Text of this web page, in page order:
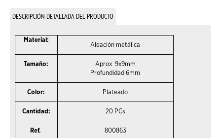
DESCRIPCIÓN DETALLADA DEL PRODUCTO
Material:
Aleación metálica
Tamaño:
Aprox 9x9mm
Profundidad 6mm
Color: Plateado
Cantidad: 20 PCs
Ref. 800863